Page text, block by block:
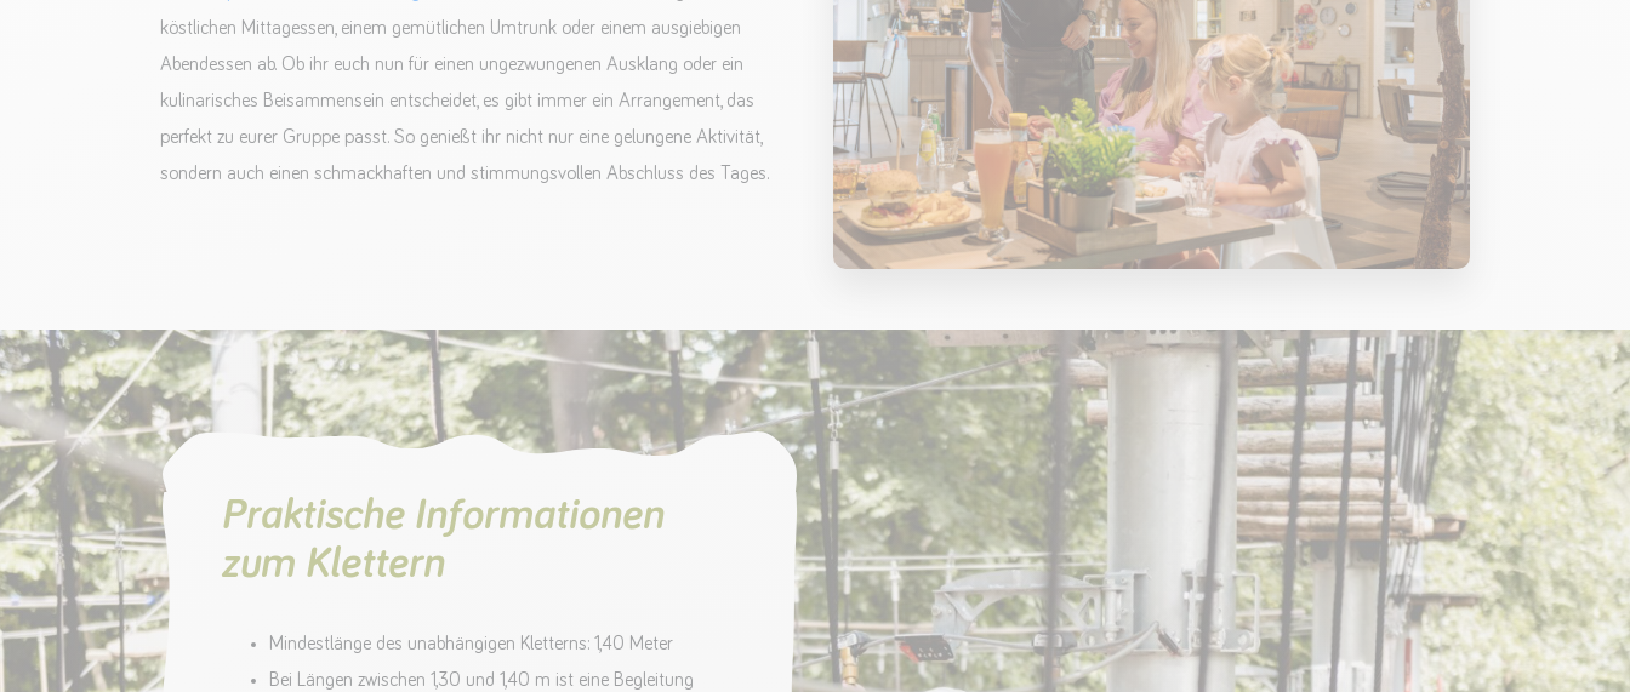
köstlichen Mittagessen, einem gemütlichen Umtrunk oder einem ausgiebigen
Abendessen ab. Ob ihr euch nun für einen ungezwungenen Ausklang oder ein
kulinarisches Beisammensein entscheidet, es gibt immer ein Arrangement, das
perfekt zu eurer Gruppe passt. So genießt ihr nicht nur eine gelungene Aktivität,
sondern auch einen schmackhaften und stimmungsvollen Abschluss des Tages.
Praktische Informationen
zum Klettern
Mindestlänge des unabhängigen Kletterns: 1,40 Meter
Bei Längen zwischen 1,30 und 1,40 m ist eine Begleitung